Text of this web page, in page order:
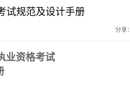
试规范及设计手册
分享：
业资格考试